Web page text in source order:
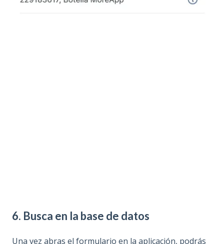
6. Busca en la base de datos
Una vez abras el formulario en la aplicación, podrás